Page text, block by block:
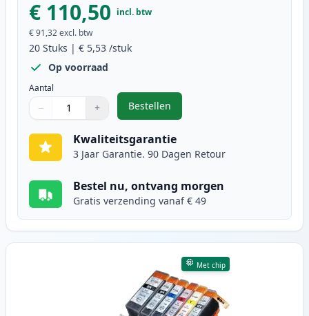
€ 110,50 incl. btw
€ 91,32excl. btw
20 Stuks | € 5,53 /stuk
Op voorraad
Aantal
Gebruik de knoppen om aan te passen
− +
1
Bestellen
,20 stuks Canon PGI-525 & CLI-
Kwaliteitsgarantie
3 Jaar Garantie. 90 Dagen Retour
Bestel nu, ontvang morgen
Gratis verzending vanaf € 49
Met chip